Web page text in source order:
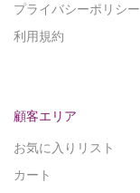
プライバシーポリシー
利用規約
顧客エリア
お気に入りリスト
カート